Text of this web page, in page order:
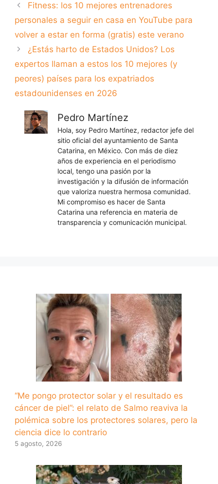
Fitness: los 10 mejores entrenadores
personales a seguir en casa en YouTube para
volver a estar en forma (gratis) este verano
¿Estás harto de Estados Unidos? Los
expertos llaman a estos los 10 mejores (y
peores) países para los expatriados
estadounidenses en 2026
Pedro Martínez
Hola, soy Pedro Martínez, redactor jefe del
sitio oficial del ayuntamiento de Santa
Catarina, en México. Con más de diez
años de experiencia en el periodismo
local, tengo una pasión por la
investigación y la difusión de información
que valoriza nuestra hermosa comunidad.
Mi compromiso es hacer de Santa
Catarina una referencia en materia de
transparencia y comunicación municipal.
“Me pongo protector solar y el resultado es
cáncer de piel”: el relato de Salmo reaviva la
polémica sobre los protectores solares, pero la
ciencia dice lo contrario
5 agosto, 2026